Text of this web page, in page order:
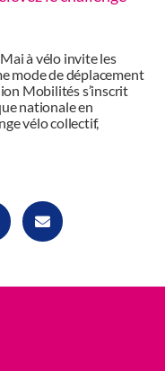
à vélo invite les
mode de déplacement
Mobilités s’inscrit
nationale en
vélo collectif,